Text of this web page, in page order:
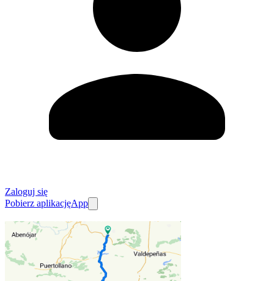
Zaloguj się
Pobierz aplikacjęApp